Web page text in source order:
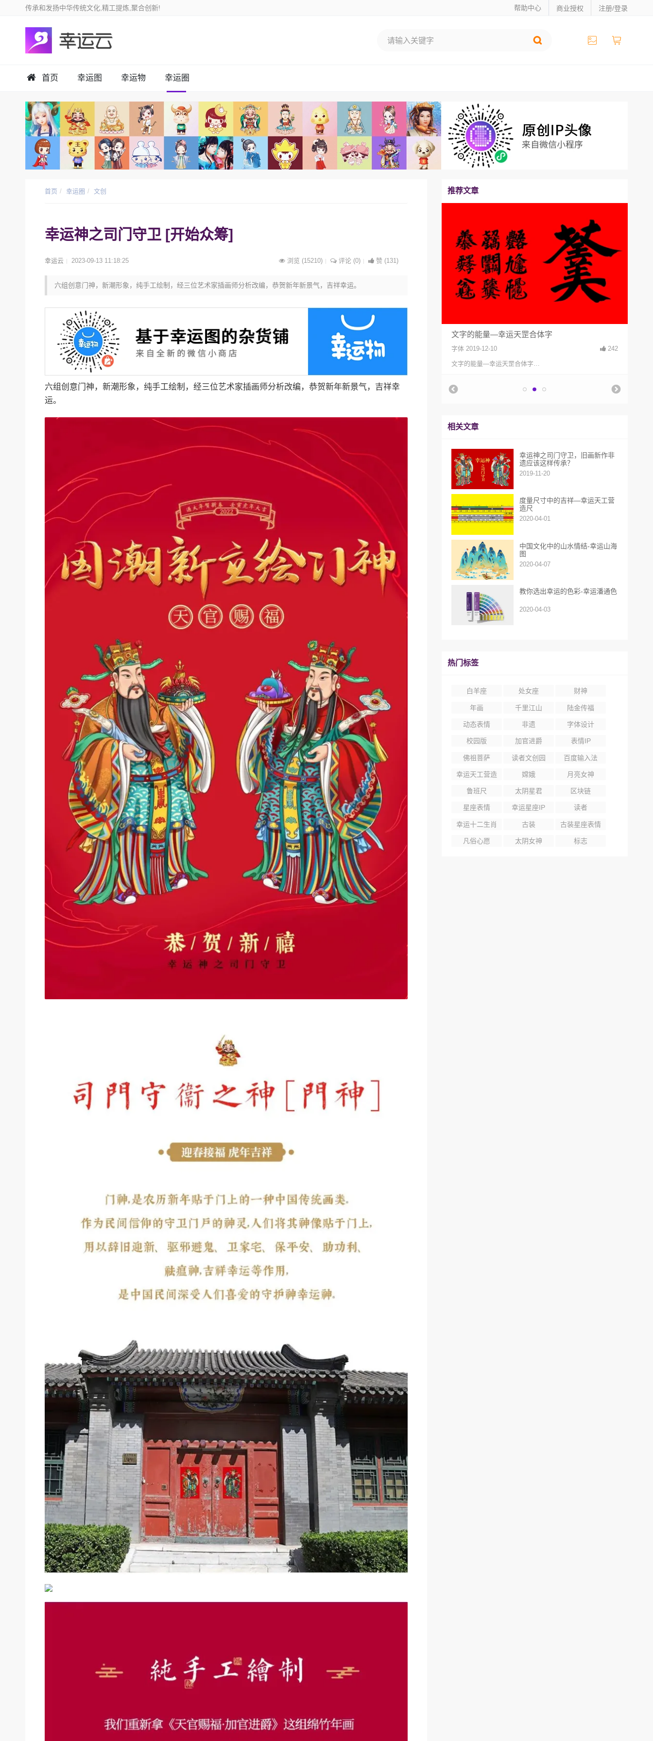
商业授权 注册/登录
帮助中心
首页 幸运图 幸运物 幸运圈
首页 幸运圈 文创
幸运神之司门守卫 [开始众筹]
幸运云 2023-09-13 11:18:25 浏览 (15210) 评论 (0) 赞 (131)
六组创意门神，新潮形象，纯手工绘制，经三位艺术家插画师分析改编，恭贺新年新景气，吉祥幸运。
六组创意门神，新潮形象，纯手工绘制，经三位艺术家插画师分析改编，恭贺新年新景气，吉祥幸
运。
推荐文章
教你选出幸运的色彩-幸运潘通色
文创 2020-04-03
教你选出幸运的色彩-幸运潘通色… 幸运神之司门守卫，旧画新作非遗应该这样传承？…
文字的能量—幸运天罡合体字
字体 2019-12-10 242
文字的能量—幸运天罡合体字…
相关文章
幸运神之司门守卫，旧画新作非
遗应该这样传承？
2019-11-20
度量尺寸中的吉祥—幸运天工营
造尺
2020-04-01
中国文化中的山水情结-幸运山海
图
2020-04-07
教你选出幸运的色彩-幸运潘通色
2020-04-03
热门标签
白羊座 处女座 财神
年画 千里江山 陆金传福
动态表情 非遗 字体设计
校园版 加官进爵 表情IP
佛祖菩萨 读者文创园 百度输入法
幸运天工营造
尺
嫦娥 月亮女神
鲁班尺 太阴星君 区块链
星座表情 幸运星座IP 读者
幸运十二生肖 古装 古装星座表情
凡俗心愿 太阴女神 标志